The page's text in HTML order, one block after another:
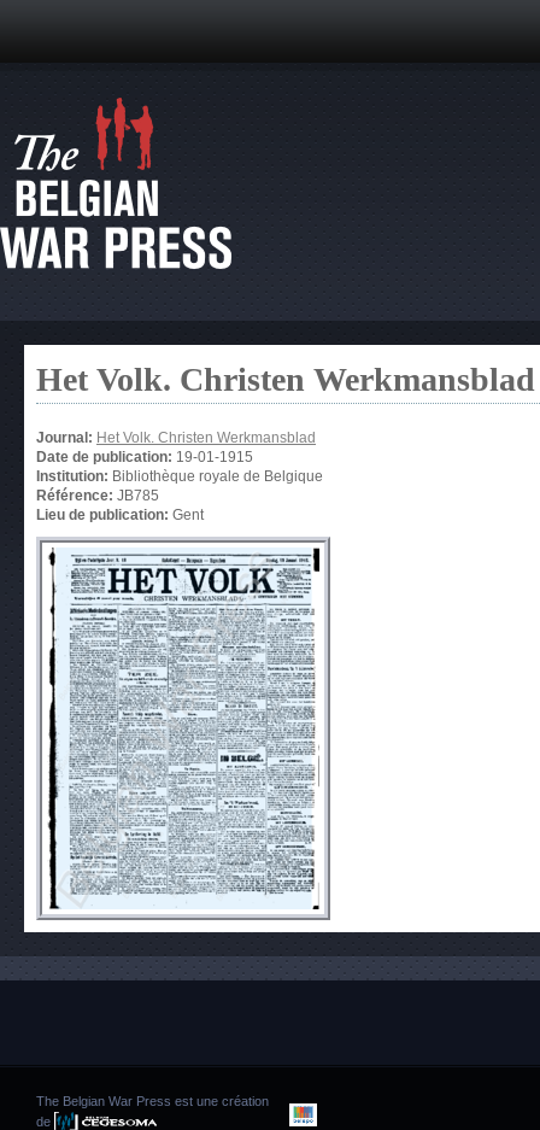
Het Volk. Christen Werkmansblad
Journal: Het Volk. Christen Werkmansblad
Date de publication: 19-01-1915
Institution: Bibliothèque royale de Belgique
Référence: JB785
Lieu de publication: Gent
The Belgian War Press est une création
de